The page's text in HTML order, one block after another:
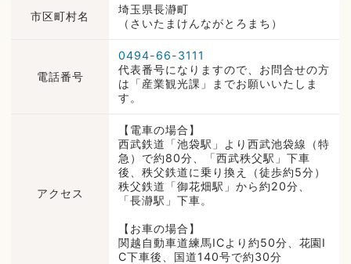
市区町村名
埼玉県長瀞町
（さいたまけんながとろまち）
電話番号
0494-66-3111
代表番号になりますので、お問合せの方
は「産業観光課」までお願いいたしま
す。
アクセス
【電車の場合】
西武鉄道「池袋駅」より西武池袋線（特
急）で約80分、「西武秩父駅」下車
後、秩父鉄道に乗り換え（徒歩約5分）
秩父鉄道「御花畑駅」から約20分、
「長瀞駅」下車。
【お車の場合】
関越自動車道練馬ICより約50分、花園I
C下車後、国道140号で約30分